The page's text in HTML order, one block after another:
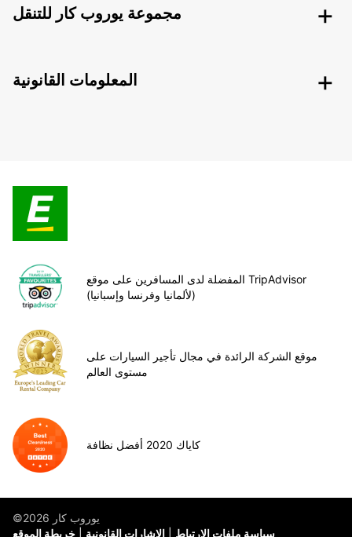
مجموعة يوروب كار للتنقل
المعلومات القانونية
المفضلة لدى المسافرين على موقع TripAdvisor
(لألمانيا وفرنسا وإسبانيا)
موقع الشركة الرائدة في مجال تأجير السيارات على
مستوى العالم
كاياك 2020 أفضل نظافة
©يوروب كار 2026
خريطة الموقع
الإشارات القانونية سياسة ملفات الارتباط